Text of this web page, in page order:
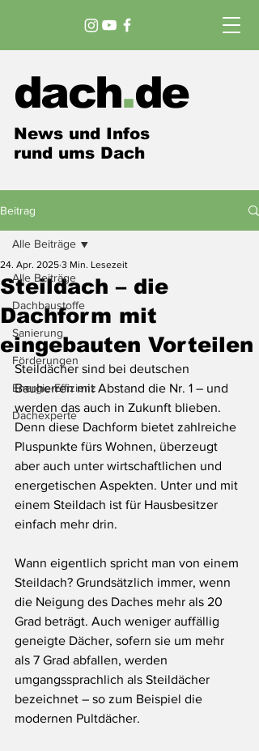
dach.de
News und Infos
rund ums Dach
Beitrag
Alle Beiträge
Dachbaustoffe
Sanierung
Förderungen
Energie-Effizienz
Dachexperte
Alle Beiträge
Steildach – die
Dachform mit
eingebauten Vorteilen
24. Apr. 2025 3 Min. Lesezeit
Steildächer sind bei deutschen
Bauherren mit Abstand die Nr. 1 – und
werden das auch in Zukunft blieben.
Denn diese Dachform bietet zahlreiche
Pluspunkte fürs Wohnen, überzeugt
aber auch unter wirtschaftlichen und
energetischen Aspekten. Unter und mit
einem Steildach ist für Hausbesitzer
einfach mehr drin.
Wann eigentlich spricht man von einem
Steildach? Grundsätzlich immer, wenn
die Neigung des Daches mehr als 20
Grad beträgt. Auch weniger auffällig
geneigte Dächer, sofern sie um mehr
als 7 Grad abfallen, werden
umgangssprachlich als Steildächer
bezeichnet – so zum Beispiel die
modernen Pultdächer.